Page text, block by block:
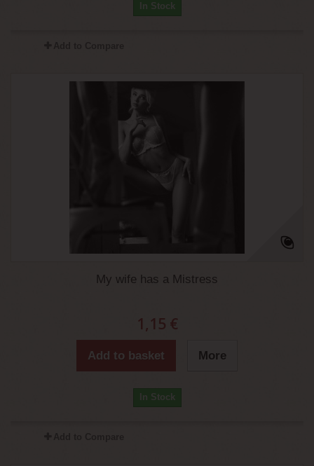
In Stock
My wife has a Mistress
1,15 €
Add to basket More
In Stock